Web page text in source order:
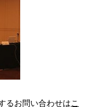
るお問い合わせはこ